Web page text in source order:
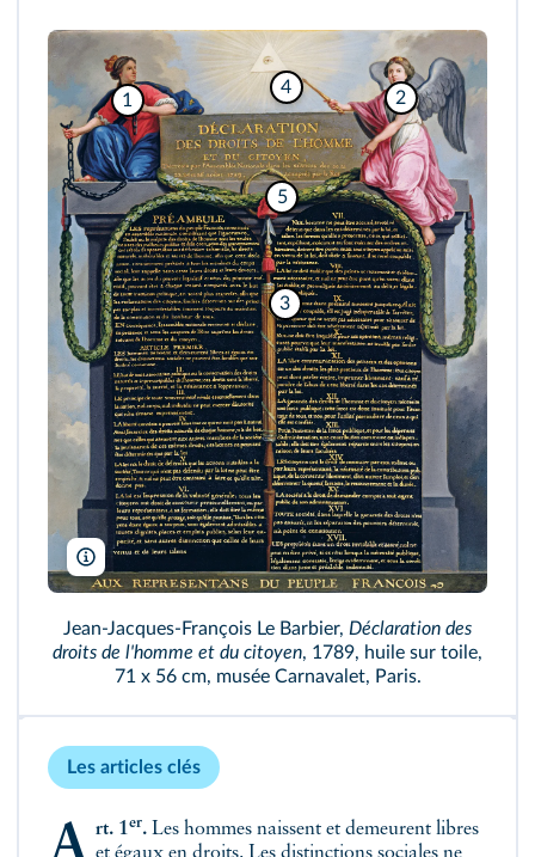
1 2
3
4
5
Bridgeman
Jean-Jacques-François Le Barbier, Déclaration des
droits de l'homme et du citoyen, 1789, huile sur toile,
71 x 56 cm, musée Carnavalet, Paris.
Les articles clés
Art. 1er.Les hommes naissent et demeurent libres